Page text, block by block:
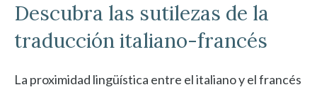
Descubra las sutilezas de la
traducción italiano-francés
La proximidad lingüística entre el italiano y el francés